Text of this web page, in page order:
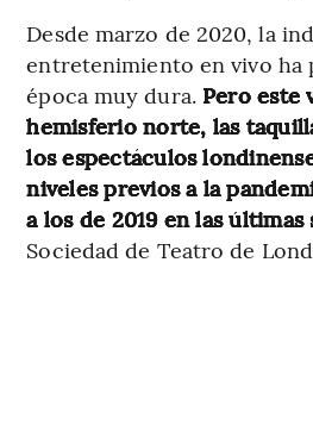
Desde marzo de 2020, la
entretenimiento en vivo ha
época muy dura. Pero este
hemisferio norte, las
los espectáculos
niveles previos a la
a los de 2019 en las últimas
Sociedad de Teatro de